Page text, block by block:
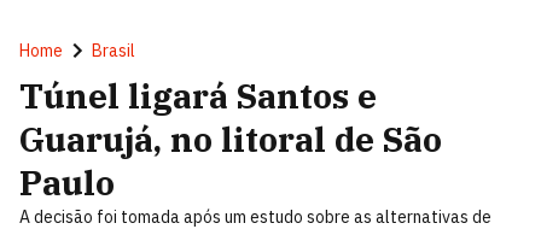
Home Brasil
Túnel ligará Santos e
Guarujá, no litoral de São
Paulo
A decisão foi tomada após um estudo sobre as alternativas de